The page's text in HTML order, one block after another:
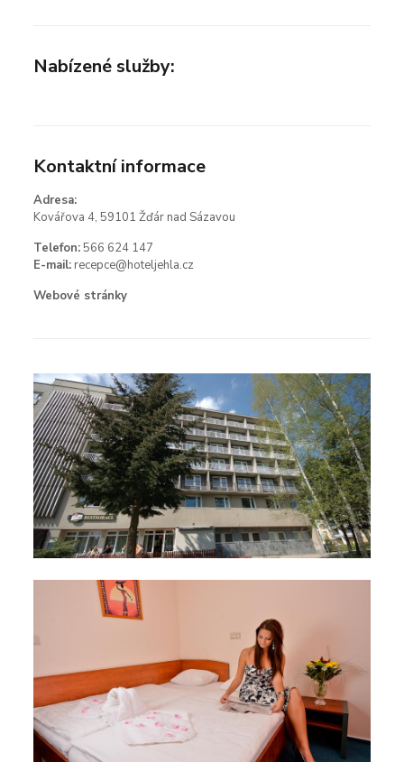
Nabízené služby:
Kontaktní informace
Adresa:
Kovářova 4, 59101 Žďár nad Sázavou
Telefon:566 624 147
E-mail: recepce@hoteljehla.cz
Webové stránky